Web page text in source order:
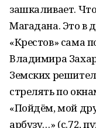
зашкаливает.
Магадана. Это в
«Крестов» сама
Владимира
Земских
стрелять по
«Пойдём, мой
арбузу…» (с.72,